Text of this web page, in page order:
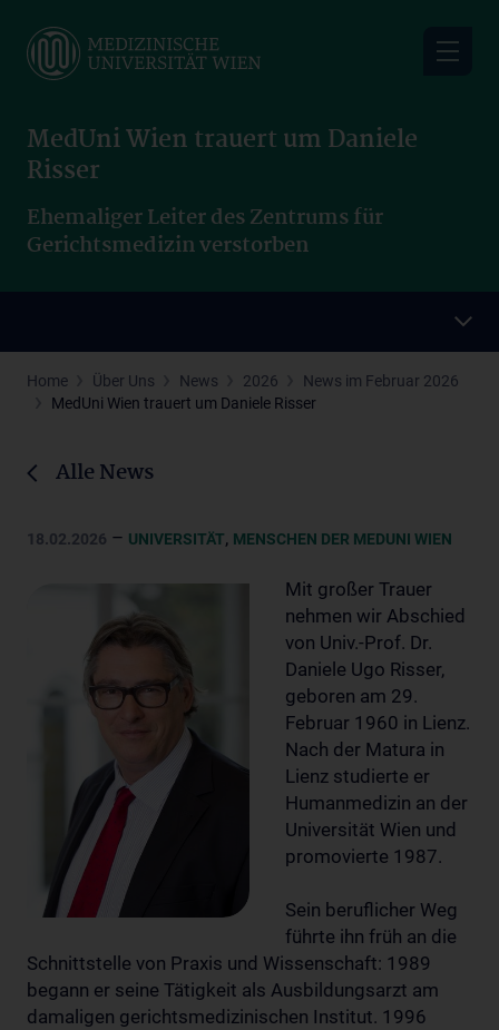
main
MedUni Wien trauert um Daniele
Risser
Ehemaliger Leiter des Zentrums für
Gerichtsmedizin verstorben
Home Über Uns News 2026
News im Februar 2026
MedUni Wien trauert um Daniele Risser
Alle News
18.02.2026 – UNIVERSITÄT, MENSCHEN DER MEDUNI WIEN
Mit großer Trauer
nehmen wir Abschied
von Univ.-Prof. Dr.
Daniele Ugo Risser,
geboren am 29.
Februar 1960 in Lienz.
Nach der Matura in
Lienz studierte er
Humanmedizin an der
Universität Wien und
promovierte 1987.
Sein beruflicher Weg
führte ihn früh an die
Schnittstelle von Praxis und Wissenschaft: 1989
begann er seine Tätigkeit als Ausbildungsarzt am
damaligen gerichtsmedizinischen Institut. 1996